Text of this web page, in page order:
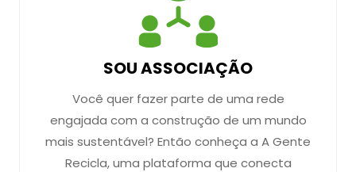
SOU ASSOCIAÇÃO
Você quer fazer parte de uma rede
engajada com a construção de um mundo
mais sustentável? Então conheça a A Gente
Recicla, uma plataforma que conecta